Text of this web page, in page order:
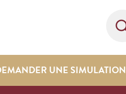
UNE SIMULATION